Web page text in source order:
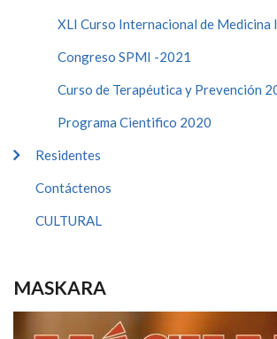
XLI Curso Internacional de Medicina
Congreso SPMI -2021
Curso de Terapéutica y Prevención
Programa Cientifico 2020
Residentes
Contáctenos
CULTURAL
MASKARA